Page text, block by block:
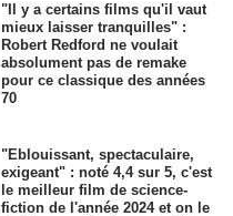
"Il y a certains films qu'il vaut
mieux laisser tranquilles" :
Robert Redford ne voulait
absolument pas de remake
pour ce classique des années
70
"Eblouissant, spectaculaire,
exigeant" : noté 4,4 sur 5, c'est
le meilleur film de science-
fiction de l'année 2024 et on le